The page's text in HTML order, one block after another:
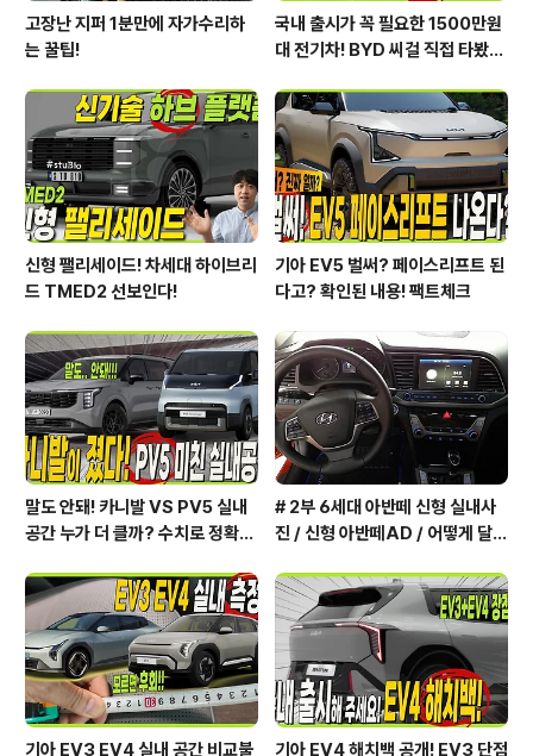
고장난 지퍼 1분만에 자가수리하
는 꿀팁!
국내 출시가 꼭 필요한 1500만원
대 전기차! BYD 씨걸 직접 타봤습
신형 팰리세이드! 차세대 하이브리
드 TMED2 선보인다!
기아 EV5 벌써? 페이스리프트 된
다고? 확인된 내용! 팩트체크
말도 안돼! 카니발 VS PV5 실내
공간 누가 더 클까? 수치로 정확하
# 2부 6세대 아반떼 신형 실내사
진 / 신형 아반떼AD / 어떻게 달라
기아 EV3 EV4 실내 공간 비교불 기아 EV4 해치백 공개! EV3 단점